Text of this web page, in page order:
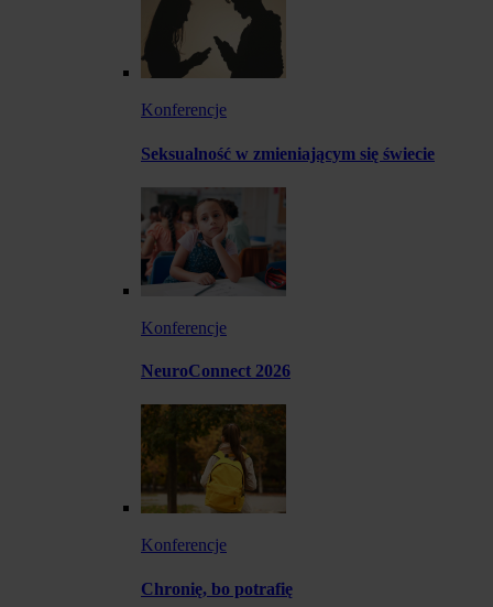
Konferencje
Seksualność w zmieniającym się świecie
Konferencje
NeuroConnect 2026
Konferencje
Chronię, bo potrafię